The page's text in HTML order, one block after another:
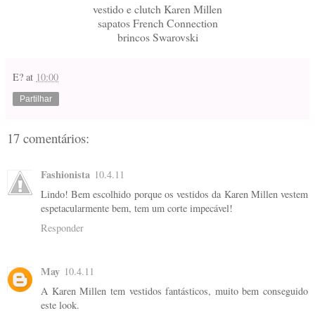
vestido e clutch Karen Millen
sapatos French Connection
brincos Swarovski
E? at 10:00
Partilhar
17 comentários:
Fashionista 10.4.11
Lindo! Bem escolhido porque os vestidos da Karen Millen vestem
espetacularmente bem, tem um corte impecável!
Responder
May 10.4.11
A Karen Millen tem vestidos fantásticos, muito bem conseguido
este look.